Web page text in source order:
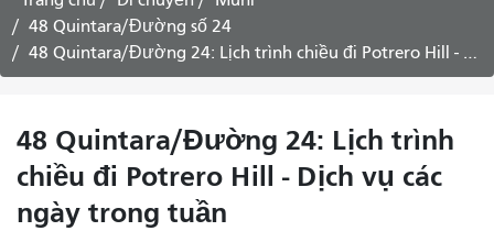
như
thế
48 Quintara/Đường số 24
48 Quintara/Đường 24: Lịch trình chiều đi Potrero Hill - Dịch vụ các ngày trong tuần
48 Quintara/Đường 24: Lịch trình
chiều đi Potrero Hill - Dịch vụ các
ngày trong tuần